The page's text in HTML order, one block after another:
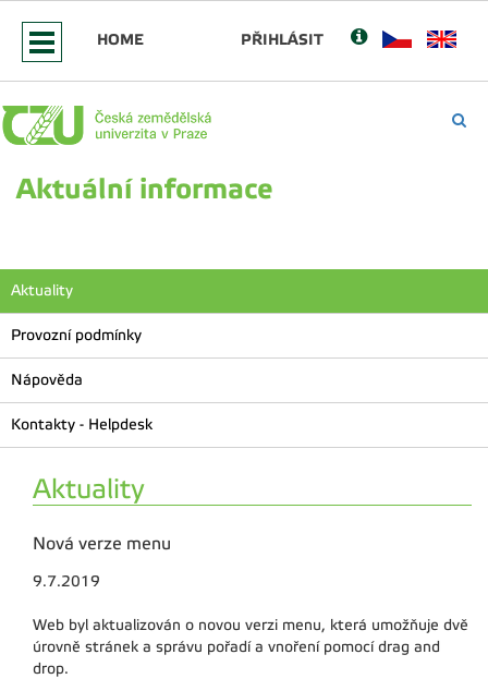
HOME PŘIHLÁSIT
Aktuální informace
Aktuality
Provozní podmínky
Nápověda
Kontakty - Helpdesk
Aktuality
Nová verze menu
9.7.2019
Web byl aktualizován o novou verzi menu, která umožňuje dvě
úrovně stránek a správu pořadí a vnoření pomocí drag and
drop.